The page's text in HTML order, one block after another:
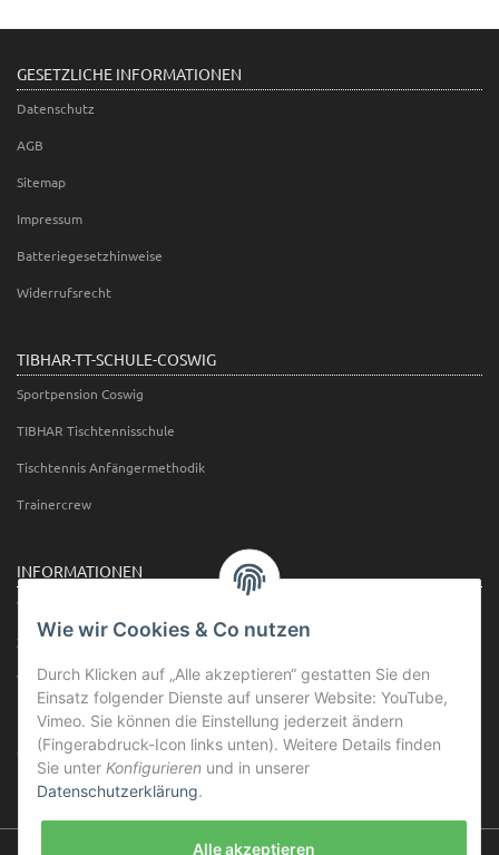
GESETZLICHE INFORMATIONEN
Datenschutz
AGB
Sitemap
Impressum
Batteriegesetzhinweise
Widerrufsrecht
TIBHAR-TT-SCHULE-COSWIG
Sportpension Coswig
TIBHAR Tischtennisschule
Tischtennis Anfängermethodik
Trainercrew
INFORMATIONEN
Wir über uns
Zahlungsmöglichkeiten
Versandinformationen
Newsletter
Öffnungszeiten
Wie wir Cookies & Co nutzen
Durch Klicken auf „Alle akzeptieren“ gestatten Sie den
Einsatz folgender Dienste auf unserer Website: YouTube,
Vimeo. Sie können die Einstellung jederzeit ändern
(Fingerabdruck-Icon links unten). Weitere Details finden
Sie unter Konfigurieren und in unserer
Datenschutzerklärung.
Alle akzeptieren